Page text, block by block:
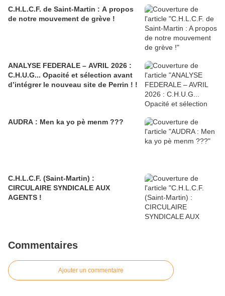
C.H.L.C.F. de Saint-Martin : A propos
de notre mouvement de grève !
ANALYSE FEDERALE – AVRIL 2026 :
C.H.U.G... Opacité et sélection avant
d’intégrer le nouveau site de Perrin ! !
AUDRA : Men ka yo pè menm ???
C.H.L.C.F. (Saint-Martin) :
CIRCULAIRE SYNDICALE AUX
AGENTS !
Commentaires
Ajouter un commentaire